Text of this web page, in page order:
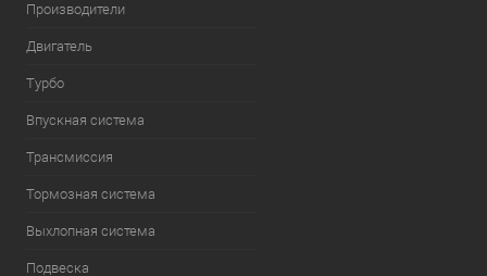
Производители
Двигатель
Турбо
Впускная система
Трансмиссия
Тормозная система
Выхлопная система
Подвеска